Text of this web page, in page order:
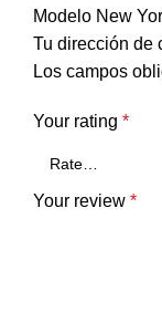
Modelo New
Tu dirección de
Los campos
Your rating *
Your review *